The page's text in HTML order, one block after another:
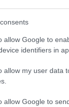
allow Google to
identifiers in
allow my user data
allow Google to